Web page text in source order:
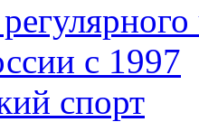
c 1997
спорт